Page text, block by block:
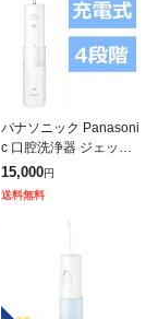
パナソニック Panasoni
c 口腔洗浄器 ジェット
ウォッシャー ドルツ 超
音波水流モデル 携帯用
AC100-240V (国
15,000円
送料無料